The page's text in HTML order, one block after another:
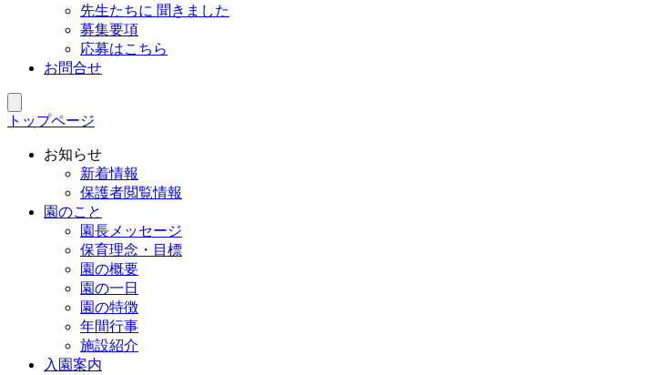
先生たちに 聞きました
募集要項
応募はこちら
お問合せ
トップページ
お知らせ
新着情報
保護者閲覧情報
園のこと
園長メッセージ
保育理念・目標
園の概要
園の一日
園の特徴
年間行事
施設紹介
入園案内